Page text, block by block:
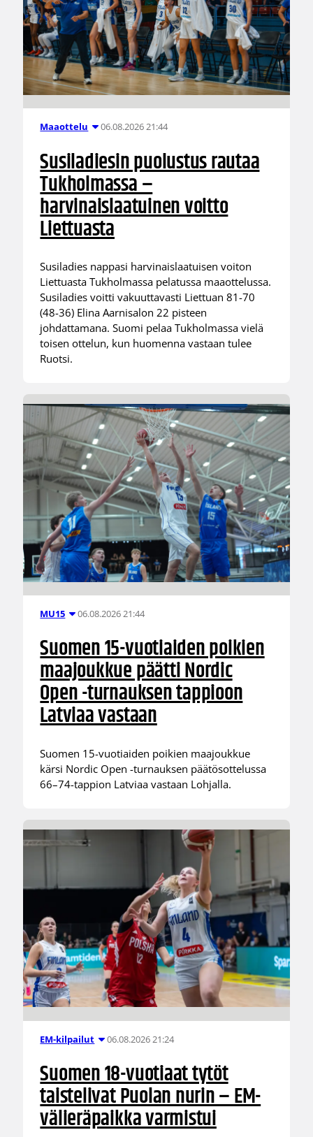
Maaottelu 06.08.2026 21:44
Susiladiesin puolustus rautaa
Tukholmassa –
harvinaislaatuinen voitto
Liettuasta
Susiladies nappasi harvinaislaatuisen voiton
Liettuasta Tukholmassa pelatussa maaottelussa.
Susiladies voitti vakuuttavasti Liettuan 81-70
(48-36) Elina Aarnisalon 22 pisteen
johdattamana. Suomi pelaa Tukholmassa vielä
toisen ottelun, kun huomenna vastaan tulee
Ruotsi.
MU15 06.08.2026 21:44
Suomen 15-vuotiaiden poikien
maajoukkue päätti Nordic
Open -turnauksen tappioon
Latviaa vastaan
Suomen 15-vuotiaiden poikien maajoukkue
kärsi Nordic Open -turnauksen päätösottelussa
66–74-tappion Latviaa vastaan Lohjalla.
EM-kilpailut 06.08.2026 21:24
Suomen 18-vuotiaat tytöt
taistelivat Puolan nurin – EM-
välieräpaikka varmistui